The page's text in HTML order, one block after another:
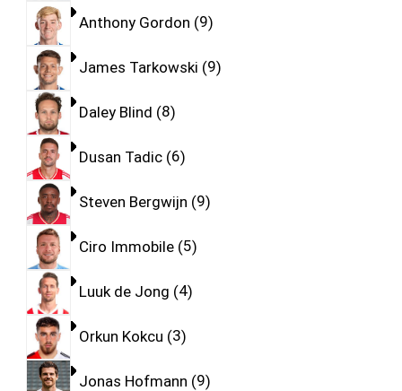
Anthony Gordon 9
James Tarkowski 9
Daley Blind 8
Dusan Tadic 6
Steven Bergwijn 9
Ciro Immobile 5
Luuk de Jong 4
Orkun Kokcu 3
Jonas Hofmann 9